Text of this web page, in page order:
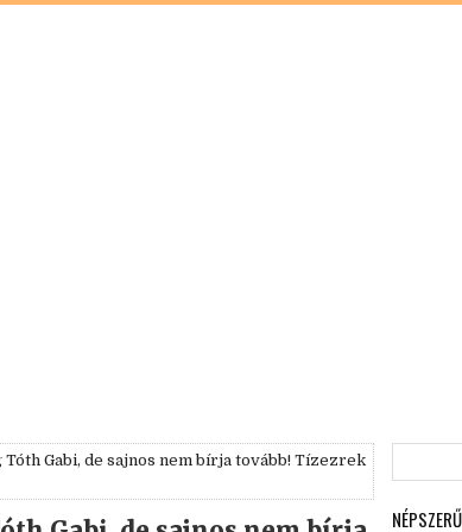
Gabi, de sajnos nem bírja tovább! Tízezrek